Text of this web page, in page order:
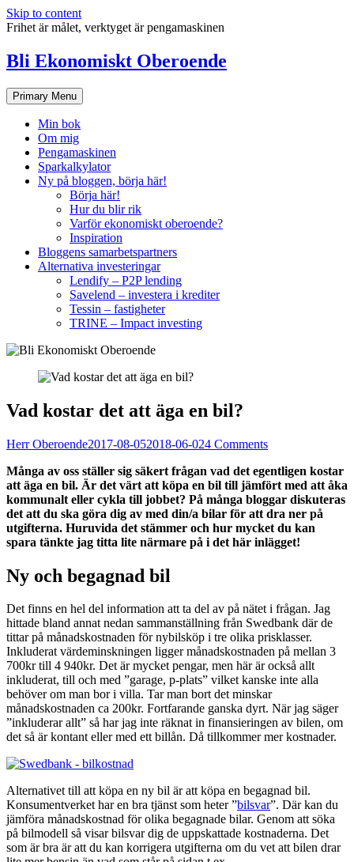
Skip to content
Frihet är målet, verktyget är pengamaskinen
Bli Ekonomiskt Oberoende
Primary Menu
Min bok
Om mig
Pengamaskinen
Sparkalkylator
Ny på bloggen, börja här!
Börja här!
Hur du blir rik
Varför ekonomiskt oberoende?
Inspiration
Bloggens samarbetspartners
Alternativa investeringar
Lendify – P2P lending
Savelend – investera i krediter
Tessin – fastigheter
TRINE – Impact investing
Vad kostar det att äga en bil?
Herr Oberoende2017-08-052018-06-024 Comments
Många av oss ställer sig säkert frågan vad det egentligen kostar
att äga en bil. Är det värt att köpa en bil till jämfört med att åka
kommunalt eller cykla till jobbet? På många bloggar diskuteras
det att du ska göra dig av med din/a bilar för att dra ner på
utgifterna. Huruvida det stämmer och hur mycket du kan
spara tänkte jag titta lite närmare på i det här inlägget!
Ny och begagnad bil
Det finns en hel del information att ta del av på nätet i frågan. Jag
hittade bland annat nedan sammanställning från Swedbank där de
tittar på månadskostnaden för nybilsköp i tre olika prisklasser.
Inkluderat värdeminskningen ligger månadskostnaden på mellan 3
700kr till 4 940kr. Det är mycket pengar, men här är också allt
inkluderat, till och med ”garage, p-plats” vilket kanske inte alla
behöver om man bor i villa. Tar man bort det minskar
månadskostnaden ca 200kr. Fortfarande ganska dyrt. När jag säger
”inkluderar allt” så har jag inte räknat in finansieringen av bilen, om
det så är kontant eller med ett billån. Då tillkommer mer kostnader.
Alternativet till att köpa en ny bil är att köpa en begagnad bil.
Konsumentverket har en bra tjänst som heter ”bilsvar”. Där kan du
jämföra månadskostnad för olika begagnade bilar. Genom att söka
på bilmodell så visar bilsvar dig de uppskattade kostnaderna. Det
som är bra är att du kan korrigera utgifterna om du vet att bilen drar